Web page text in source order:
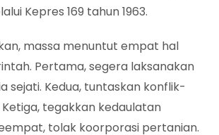
Kepres 169 tahun 1963.
massa menuntut empat hal
Pertama, segera laksanakan
sejati. Kedua, tuntaskan konflik-
tegakkan kedaulatan
tolak koorporasi pertanian.